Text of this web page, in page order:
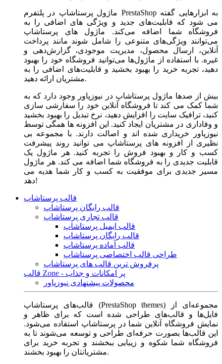
ماژول‌ پرستاشاپ در پلتفرم PrestaShop به ابزارهایی گفته
می شود که قابلیت‌های جدید و ویژگی های اضافی را به
فروشگاه شما اضافه می‌کند. ماژول های پرستاشاپ
می‌توانند ویژگی‌های متنوعی را شامل شوند مانند پرداخت
آنلاین، ارسال محصول، مدیریت موجودی، گزارش‌دهی و
غیره. با استفاده از ماژول‌ها می‌توانید فروشگاه خود را بهبود
دهید، تجربه خرید را بهبود بخشید و قابلیت‌های اضافی را به
مشتریان ارائه دهید.
بیش از صدها ماژول پرستاشاپ در نیوزپاور وجود دارد که به
شما کمک می کند تا فروشگاه آنلاین خود را سفارشی سازی
کنید، ترافیک سایت را افزایش دهید، نرخ تبدیل را بهبود بخشید
و وفاداری در مشتریان ایجاد کنید. این افزونه ها همگی توسط
نیوزپاور خریداری شده اند و اصالت دارند. با مجموعه بی
نظیری از افزونه های پرستاشاپ می توانید روند پیشرفت
کسب و کار و بهبود فروش را تجربه کنید. هر ماژول یک
قابلیت جدیدی را به فروشگاه شما اضافه می کند. هر ماژول
مسیر جدیدی برای موفقیت به کسب و کار شما هدیه می
دهد!
قالب پرستاشاپ
قالب رایگان پرستاشاپ
قالب تجاری پرستاشاپ
قالب ایمیل پرستاشاپ
قالب رایگان پرستاشاپ
قالب آماده پرستاشاپ
طراحی قالب اختصاصی پرستاشاپ
پرفروش ترین قالب های پرستاشاپ
قالب Zone - پر امکانات و جذاب
محصولات پیشنهادی نیوزپاور
قالب‌های پرستاشاپ (PrestaShop themes) مجموعه‌ای از
فایل‌ها و قالب‌های طراحی شده است که برای ظاهر و
نمایش فروشگاه آنلاین شما در پرستاشاپ استفاده می‌شود.
این قالب‌ها بصورت حرفه‌ای طراحی و توسعه می‌شوند تا به
فروشگاه شما شکوه و زیبایی ببخشند و تجربه خرید برای
مشتریانتان را بهبود بخشند.